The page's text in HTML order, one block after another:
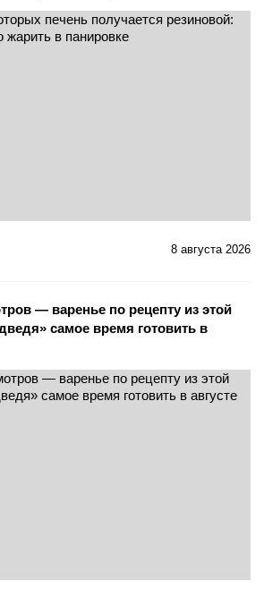
8 августа 2026
— варенье по рецепту из этой
самое время готовить в